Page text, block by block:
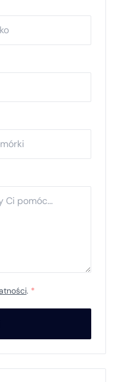
. *